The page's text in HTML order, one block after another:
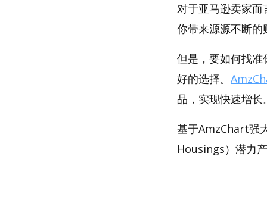
对于亚马逊卖家
你带来源源不断的
但是，要如何找准
好的选择。
品，实现快速增长
基于AmzChart强
Housings）潜力